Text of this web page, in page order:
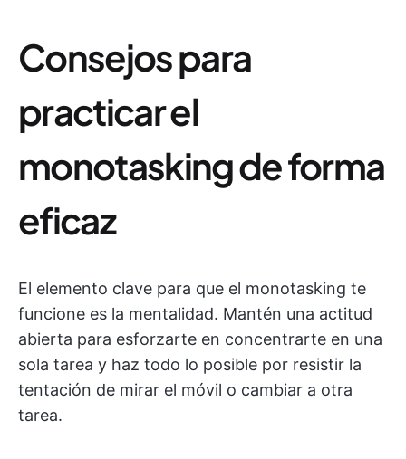
Consejos para
practicar el
monotasking de forma
eficaz
El elemento clave para que el monotasking te
funcione es la mentalidad. Mantén una actitud
abierta para esforzarte en concentrarte en una
sola tarea y haz todo lo posible por resistir la
tentación de mirar el móvil o cambiar a otra
tarea.